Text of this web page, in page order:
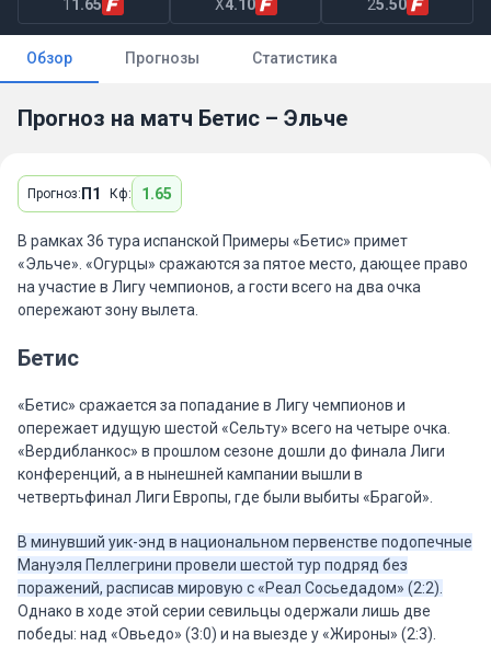
1 1.65 X4.10 25.50
Обзор Прогнозы Статистика
Прогноз на матч Бетис – Эльче
Прогноз: П1 Кф: 1.65
В рамках 36 тура испанской Примеры «Бетис» примет
«Эльче». «Огурцы» сражаются за пятое место, дающее право
на участие в Лигу чемпионов, а гости всего на два очка
опережают зону вылета.
Бетис
«Бетис» сражается за попадание в Лигу чемпионов и
опережает идущую шестой «Сельту» всего на четыре очка.
«Вердибланкос» в прошлом сезоне дошли до финала Лиги
конференций, а в нынешней кампании вышли в
четвертьфинал Лиги Европы, где были выбиты «Брагой».
В минувший уик-энд в национальном первенстве подопечные
Мануэля Пеллегрини провели шестой тур подряд без
поражений, расписав мировую с «Реал Сосьедадом» (2:2).
Однако в ходе этой серии севильцы одержали лишь две
победы: над «Овьедо» (3:0) и на выезде у «Жироны» (2:3).